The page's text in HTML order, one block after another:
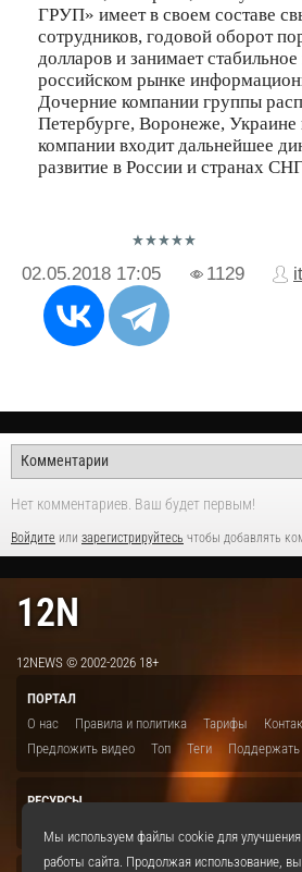
ГРУП» имеет в своем составе
сотрудников, годовой оборот
долларов и занимает
российском рынке
Дочерние компании группы
Петербурге, Воронеже,
компании входит дальнейшее
развитие в России и странах
02.05.2018 17:05 1129
Нет комментариев. Ваш будет первым!
Войдите или зарегистрируйтесь чтобы добавлять
12N
12NEWS © 2002-2026 18+
ПОРТАЛ
О нас
Правила и политика Тарифы
Предложить видео
Топ Теги Поддержать
РЕСУРСЫ
Мы используем файлы cookie для улучшения
работы сайта. Продолжая использование, вы